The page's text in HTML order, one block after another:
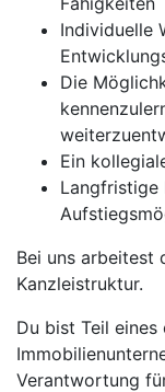
Individuelle
Die
Ein
Langfristige
Bei uns arbeitest
Kanzleistruktur.
Du bist Teil
Verantwortung